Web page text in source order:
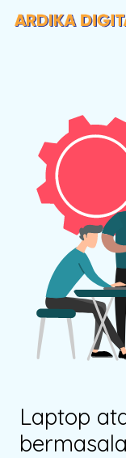
Laptop